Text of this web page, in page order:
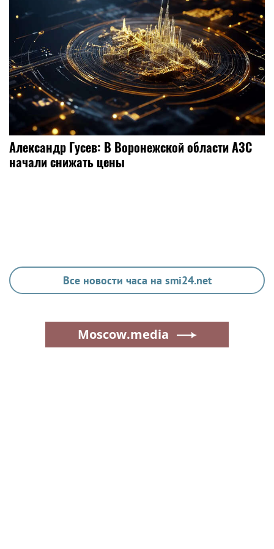
Александр Гусев: В Воронежской области АЗС
начали снижать цены
Все новости часа на smi24.net
Moscow.media